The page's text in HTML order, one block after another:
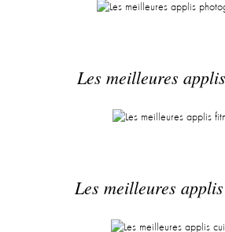
Les meilleures
Les meilleures